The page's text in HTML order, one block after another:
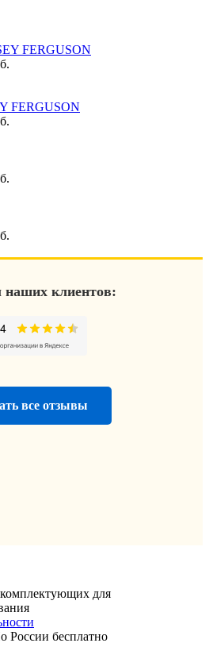
FERGUSON
FERGUSON
клиентов:
все отзывы
для
России бесплатно